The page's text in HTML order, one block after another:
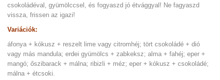
csokoládéval, gyümölccsel, és fogyaszd jó étvággyal! Ne fagyaszd
vissza, frissen az igazi!
Variációk:
áfonya + kókusz + reszelt lime vagy citromhéj; tört csokoládé + dió
vagy más mandula; erdei gyümölcs + zabkeksz; alma + fahéj; eper +
mangó; őszibarack + málna; ribizli + méz; eper + kókusz + csokoládé;
málna + étcsoki.